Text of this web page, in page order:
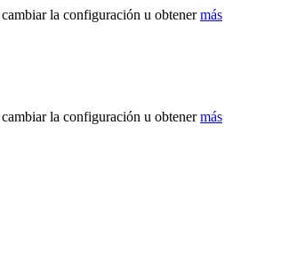
la configuración u obtenermás
la configuración u obtenermás